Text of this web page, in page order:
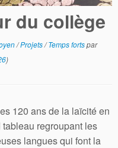
du collège
/Projets/Temps fortspar
)
120 ans de la laïcité en
tableau regroupant les
langues qui font la